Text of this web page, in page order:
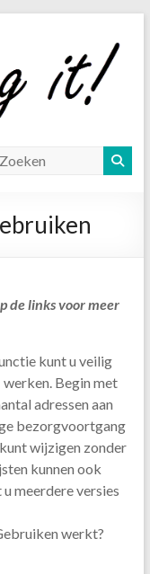
de links voor meer
kunt u veilig
Begin met
adressen aan
bezorgvoortgang
wijzigen zonder
kunnen ook
meerdere versies
werkt?